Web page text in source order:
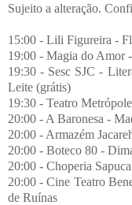
Sujeito a alteração.
15:00 - Lili Figureira -
19:00 - Magia do Amor
19:30 - Sesc SJC -
Leite (grátis)
19:30 - Teatro
20:00 - A Baronesa -
20:00 - Armazém
20:00 - Boteco 80 -
20:00 - Choperia
20:00 - Cine Teatro
de Ruínas